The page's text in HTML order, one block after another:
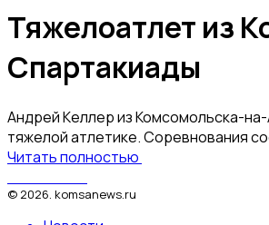
Тяжелоатлет из
Спартакиады
Андрей Келлер из Комсомольска-
тяжелой атлетике. Соревнования
Читать полностью
© 2026. komsanews.ru